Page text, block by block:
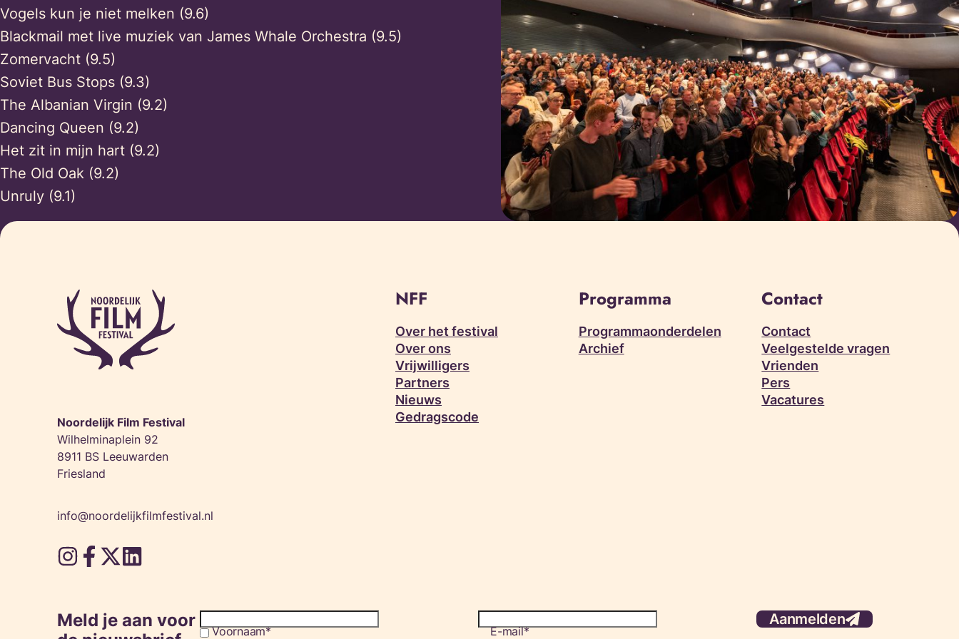
Vogels kun je niet melken (9.6)
Blackmail met live muziek van James Whale Orchestra (9.5)
Zomervacht (9.5)
Soviet Bus Stops (9.3)
The Albanian Virgin (9.2)
Dancing Queen (9.2)
Het zit in mijn hart (9.2)
The Old Oak (9.2)
Unruly (9.1)
Noordelijk Film Festival
Wilhelminaplein 92
8911 BS Leeuwarden
Friesland
info@noordelijkfilmfestival.nl
NFF
Over het festival
Over ons
Vrijwilligers
Partners
Nieuws
Gedragscode
Programma
Programmaonderdelen
Archief
Contact
Contact
Veelgestelde vragen
Vrienden
Pers
Vacatures
Meld je aan voor
Voornaam E-mail
Consent
Aanmelden